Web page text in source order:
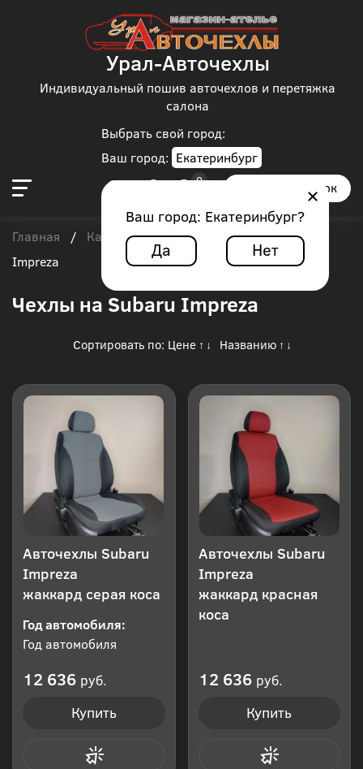
Выбрать свой город:
Ваш город: Екатеринбург
Ваш город: Екатеринбург?
Да Нет
Урал-Авточехлы
Индивидуальный пошив авточехлов и перетяжка
салона
Заказать звонок
Главная / Каталог чехлов / Subaru / Subaru
Impreza
Чехлы на Subaru Impreza
Сортировать по: Цене ↑ ↓ Названию ↑ ↓
Авточехлы Subaru
Impreza
жаккард серая коса
Год автомобиля:
Год автомобиля
12 636 руб.
Купить
Авточехлы Subaru
Impreza
жаккард красная
коса
12 636 руб.
Купить